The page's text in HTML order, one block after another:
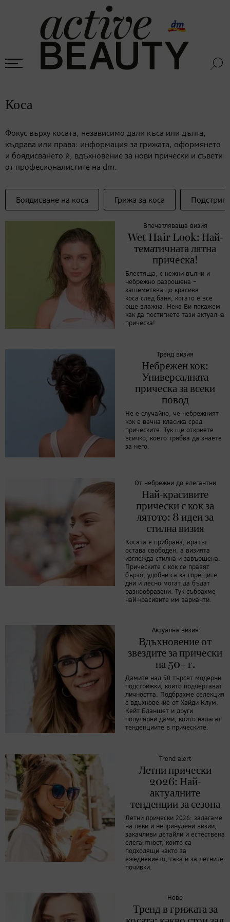
Коса
Фокус върху косата, независимо дали къса или дълга,
къдрава или права: информация за грижата, оформянето
и боядисването ѝ, вдъхновение за нови прически и съвети
от професионалистите на dm.
Боядисване на коса Грижа за коса
Впечатляваща визия
Wet Hair Look: Най-
тематичната лятна
прическа!
Блестяща, с нежни вълни и
небрежно разрошена –
зашеметяващо красива
коса след баня, когато е все
още влажна. Нека Ви покажем
как да постигнете тази актуална
прическа!
Тренд визия
Небрежен кок:
Универсалната
прическа за всеки
повод
Не е случайно, че небрежният
кок е вечна класика сред
прическите. Тук ще откриете
всичко, което трябва да знаете
за него.
От небрежни до елегантни
Най-красивите
прически с кок за
лятото: 8 идеи за
стилна визия
Косата е прибрана, вратът
остава свободен, а визията
изглежда стилна и завършена.
Прическите с кок се правят
бързо, удобни са за горещите
дни и лесно могат да бъдат
разнообразени. Тук събрахме
най-красивите им варианти.
Актуална визия
Вдъхновение от
звездите за прически
на 50+ г.
Дамите над 50 търсят модерни
подстрижки, които подчертават
личността. Подбрахме селекция
с вдъхновение от Хайди Клум,
Кейт Бланшет и други
популярни дами, които налагат
тенденциите в прическите.
Trend alert
Летни прически
2026: Най-
актуалните
тенденции за сезона
Летни прически 2026: залагаме
на леки и непринудени визии,
закачливи детайли и естествена
елегантност, които са
подходящи както за
ежедневието, така и за летните
почивки.
Ново
Тренд в грижата за